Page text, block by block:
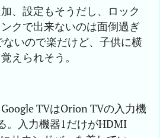
、設定もそうだし、ロック
クで出来ないのは面倒過ぎ
いので楽だけど、子供に横
えられそう。
TVはOrion TVの入力機
。入力機器1だけがHDMI